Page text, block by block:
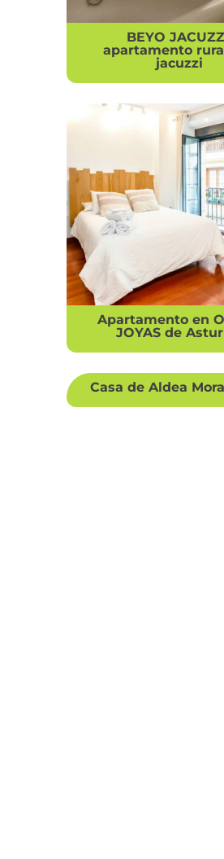
BEYO
apartamento
jacuzzi
Apartamento en
JOYAS de
Casa de Aldea